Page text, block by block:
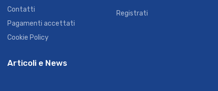
Contatti
Pagamenti accettati
Cookie Policy
Registrati
Articoli e News